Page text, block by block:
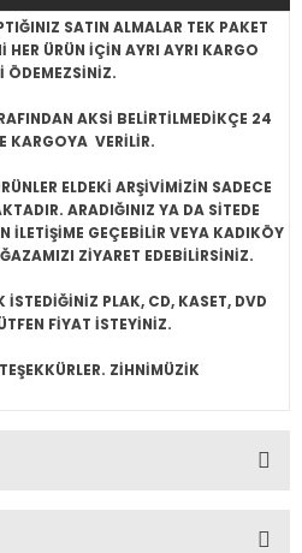
SATIN ALMALAR TEK PAKET
HER ÜRÜN İÇİN AYRI AYRI KARGO
ÖDEMEZSİNİZ.
AKSİ BELİRTİLMEDİKÇE 24
KARGOYA VERİLİR.
ELDEKİ ARŞİVİMİZİN SADECE
ARADIĞINIZ YA DA SİTEDE
İLETİŞİME GEÇEBİLİR VEYA KADIKÖY
ZİYARET EDEBİLİRSİNİZ.
İSTEDİĞİNİZ PLAK, CD, KASET, DVD
FİYAT İSTEYİNİZ.
ZİHNİMÜZİK